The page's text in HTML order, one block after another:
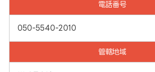
電話番号
050-5540-2010
管轄地域